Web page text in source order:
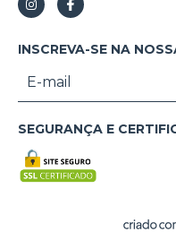
INSCREVA-SE NA
SEGURANÇA E